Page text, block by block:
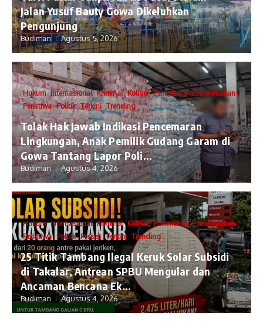
Jalan Yusuf Bauty Gowa Dikeluhkan
Pengunjung
Budiman Agustus 5, 2026
Hukum Internasional Kriminal Kuliner Pariwisata Pemerintahan
Peristiwa Politik Terkini Trending
Tolak Hak Jawab Indikasi Pencemaran
Lingkungan, Anak Pemilik Gudang Garam di
Gowa Tantang Lapor Poli...
Budiman Agustus 4, 2026
Hukum Internasional Kriminal Kuliner Pariwisata Pemerintahan
Peristiwa Politik Presisi Terkini Trending
25 Titik Tambang Ilegal Keruk Solar Subsidi
di Takalar, Antrean SPBU Mengular dan
Ancaman Bencana Ek...
Budiman Agustus 4, 2026